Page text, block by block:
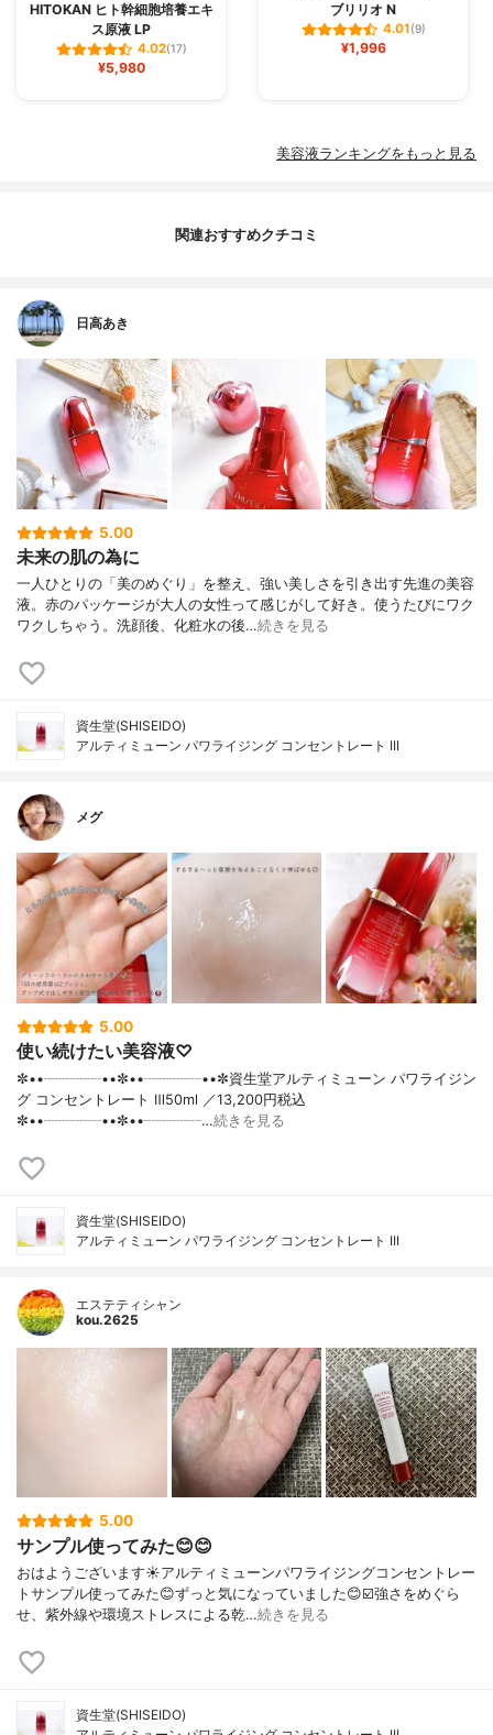
HITOKAN ヒト幹細胞培養エキ
ス原液 LP
4.02(17)
¥5,980
ブリリオ N
4.01(9)
¥1,996
美容液ランキングをもっと見る
関連おすすめクチコミ
日高あき
5.00
未来の肌の為に
一人ひとりの「美のめぐり」を整え、強い美しさを引き出す先進の美容
液。赤のパッケージが大人の女性って感じがして好き。使うたびにワク
ワクしちゃう。洗顔後、化粧水の後…続きを見る
資生堂(SHISEIDO)
アルティミューン パワライジング コンセントレート III
メグ
5.00
使い続けたい美容液♡
✼••┈┈┈┈••✼••┈┈┈┈••✼資生堂アルティミューン パワライジン
グ コンセントレート Ⅲ50ml ／13,200円税込
✼••┈┈┈┈••✼••┈┈┈┈…続きを見る
資生堂(SHISEIDO)
アルティミューン パワライジング コンセントレート III
エステティシャン
kou.2625
5.00
サンプル使ってみた😊😊
おはようございます☀アルティミューンパワライジングコンセントレー
トサンプル使ってみた😊ずっと気になっていました😊☑️強さをめぐら
せ、紫外線や環境ストレスによる乾…続きを見る
資生堂(SHISEIDO)